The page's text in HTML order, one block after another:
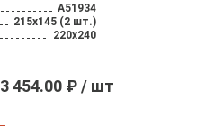
A51934
215х145 (2 шт.)
220х240
3 454.00 ₽ / шт